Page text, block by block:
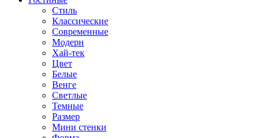
Стиль
Классические
Современные
Модерн
Хай-тек
Цвет
Белые
Венге
Светлые
Темные
Размер
Мини стенки